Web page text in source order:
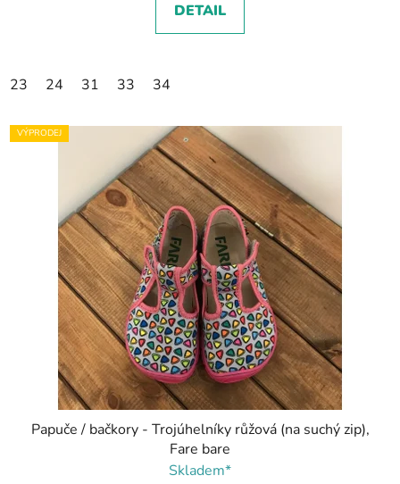
DETAIL
23 24 31 33 34
VÝPRODEJ
Papuče / bačkory - Trojúhelníky růžová (na suchý zip),
Fare bare
Skladem*